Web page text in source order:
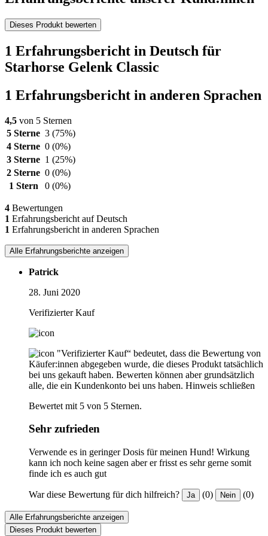
Dieses Produkt bewerten
1 Erfahrungsbericht in Deutsch für
Starhorse Gelenk Classic
1 Erfahrungsbericht in anderen Sprachen
4,5 von 5 Sternen
5 Sterne 3 (75%)
4 Sterne 0 (0%)
3 Sterne 1 (25%)
2 Sterne 0 (0%)
1 Stern
0 (0%)
4 Bewertungen
1 Erfahrungsbericht auf Deutsch
1 Erfahrungsbericht in anderen Sprachen
Alle Erfahrungsberichte anzeigen
Patrick
28. Juni 2020
Verifizierter Kauf
"Verifizierter Kauf“ bedeutet, dass die Bewertung von
Käufer:innen abgegeben wurde, die dieses Produkt tatsächlich
bei uns gekauft haben. Bewerten können aber grundsätzlich
alle, die ein Kundenkonto bei uns haben. Hinweis schließen
Bewertet mit 5 von 5 Sternen.
Sehr zufrieden
Verwende es in geringer Dosis für meinen Hund! Wirkung
kann ich noch keine sagen aber er frisst es sehr gerne somit
finde ich es auch gut
War diese Bewertung für dich hilfreich? Ja (0) Nein (0)
Alle Erfahrungsberichte anzeigen
Dieses Produkt bewerten